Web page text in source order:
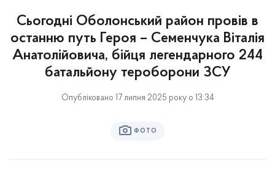
Сьогодні Оболонський район провів в
останню путь Героя – Семенчука Віталія
Анатолійовича, бійця легендарного 244
батальйону тероборони ЗСУ
Опубліковано 17 липня 2025 року о 13:34
ФОТО